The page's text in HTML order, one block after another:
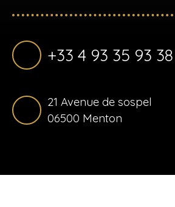
+33 4 93 35 93 38
21 Avenue de sospel
06500 Menton